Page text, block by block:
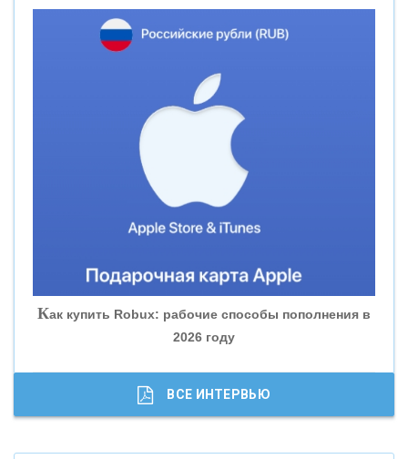
«НОВИКОМБАНК»
«ВНЕШПРОМБАНК»
«БАНК ГЛОБЭКС»
«СОВКОМБАНК»
«ГАЗПРОМБАНК»
«МОСКОВСКИЙ КРЕДИТНЫЙ БАНК»
Как купить Robux: рабочие способы пополнения в
2026 году
ВСЕ ИНТЕРВЬЮ